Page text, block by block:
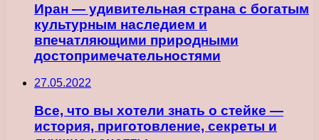
Иран — удивительная страна с богатым
культурным наследием и
впечатляющими природными
достопримечательностями
27.05.2022
Все, что вы хотели знать о стейке —
история, приготовление, секреты и